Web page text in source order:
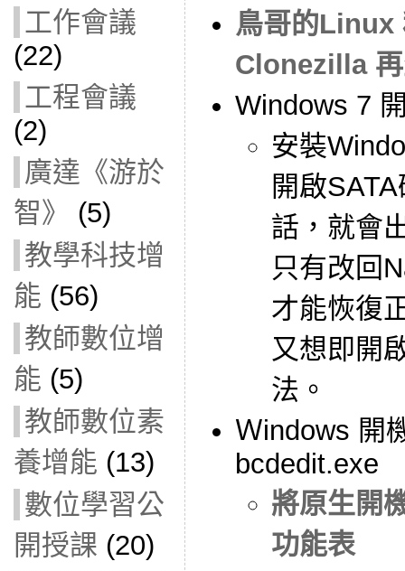
工作會議
(22)
工程會議
(2)
廣達《游於
智》
(5)
教學科技增
能 (56)
教師數位增
能 (5)
教師數位素
養增能 (13)
數位學習公
開授課 (20)
鳥哥的Linux
Clonezilla
Windows 7
安裝
開啟
話，就會
只有改回
才能恢復
又想即開
法。
Ｗindows 開
bcdedit.exe
將原生開
功能表